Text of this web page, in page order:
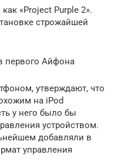
«Project Purple 2».
строжайшей
первого Айфона
утверждают, что
на iPod
у него было бы
устройством.
добавляли в
управления